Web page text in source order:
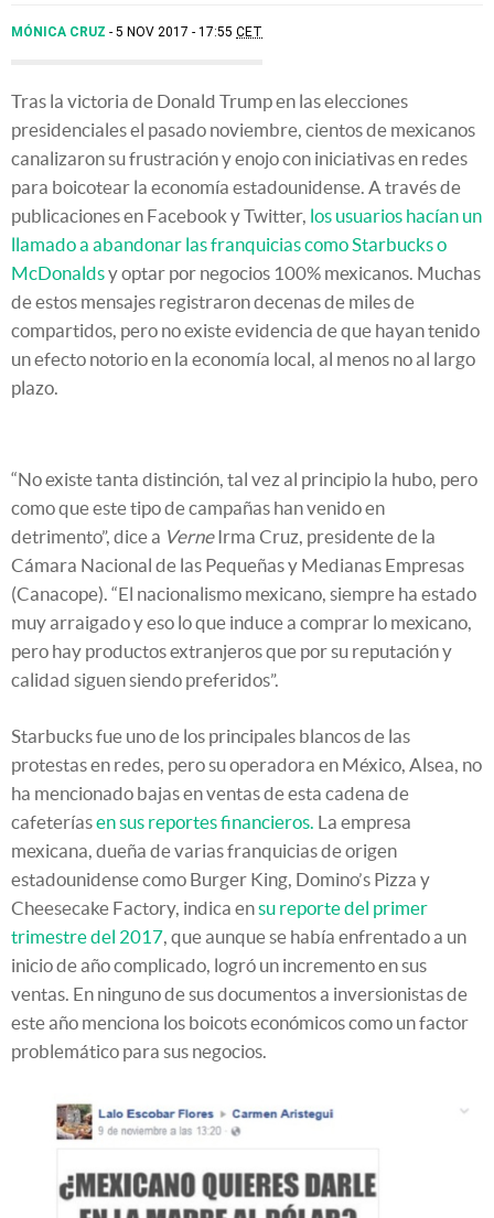
MÓNICA CRUZ 5 NOV 2017 - 17:55 CET
Tras la victoria de Donald Trump en las elecciones
presidenciales el pasado noviembre, cientos de mexicanos
canalizaron su frustración y enojo con iniciativas en redes
para boicotear la economía estadounidense. A través de
publicaciones en Facebook y Twitter, los usuarios hacían un
llamado a abandonar las franquicias como Starbucks o
McDonaldsy optar por negocios 100% mexicanos. Muchas
de estos mensajes registraron decenas de miles de
compartidos, pero no existe evidencia de que hayan tenido
un efecto notorio en la economía local, al menos no al largo
plazo.
“No existe tanta distinción, tal vez al principio la hubo, pero
como que este tipo de campañas han venido en
detrimento”, dice a VerneIrma Cruz, presidente de la
Cámara Nacional de las Pequeñas y Medianas Empresas
(Canacope). “El nacionalismo mexicano, siempre ha estado
muy arraigado y eso lo que induce a comprar lo mexicano,
pero hay productos extranjeros que por su reputación y
calidad siguen siendo preferidos”.
Starbucks fue uno de los principales blancos de las
protestas en redes, pero su operadora en México, Alsea, no
ha mencionado bajas en ventas de esta cadena de
cafeteríasen sus reportes financieros. La empresa
mexicana, dueña de varias franquicias de origen
estadounidense como Burger King, Domino’s Pizza y
Cheesecake Factory, indica ensu reporte del primer
trimestre del 2017, que aunque se había enfrentado a un
inicio de año complicado, logró un incremento en sus
ventas. En ninguno de sus documentos a inversionistas de
este año menciona los boicots económicos como un factor
problemático para sus negocios.